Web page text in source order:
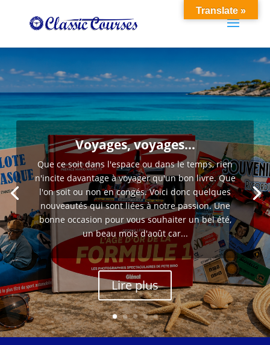
Voyages, voyages…
Que ce soit dans l'espace ou dans le temps, rien
n'incite davantage à voyager qu'un bon livre. Que
l'on soit ou non en congés. Voici donc quelques
nouveautés qui sont liées à notre passion. Une
bonne occasion pour vous souhaiter un bel été,
un beau mois d'août car...
Lire plus
Translate »